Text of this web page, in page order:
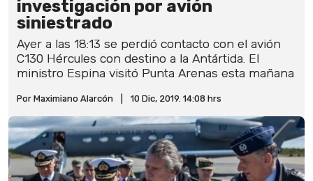
investigación por avión
siniestrado
Ayer a las 18:13 se perdió contacto con el avión
C130 Hércules con destino a la Antártida. El
ministro Espina visitó Punta Arenas esta mañana
Por Maximiano Alarcón 10 Dic, 2019. 14:08 hrs